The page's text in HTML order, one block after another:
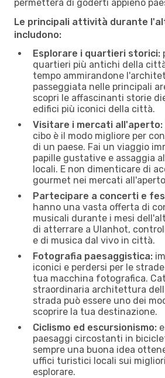
permetterà di goderti appieno
Le principali attività durante
includono:
Esplorare i quartieri storici:
quartieri più antichi della
tempo ammirandone
passeggiata nelle principali
scopri le affascinanti storie
edifici più iconici della città.
Visitare i mercati all'aperto:
cibo è il modo migliore per
di un paese. Fai un viaggio
papille gustative e assaggia
locali. E non dimenticare di
gourmet nei mercati
Partecipare a concerti e
hanno una vasta offerta di
musicali durante i mesi
di atterrare a Ulanhot,
e di musica dal vivo in città.
Fotografia paesaggistica:
iconici e perdersi per le
tua macchina fotografica.
straordinaria architettura
strada può essere uno dei
scoprire la tua destinazione.
Ciclismo ed escursionismo:
paesaggi circostanti in
sempre una buona idea
uffici turistici locali sui
esplorare.